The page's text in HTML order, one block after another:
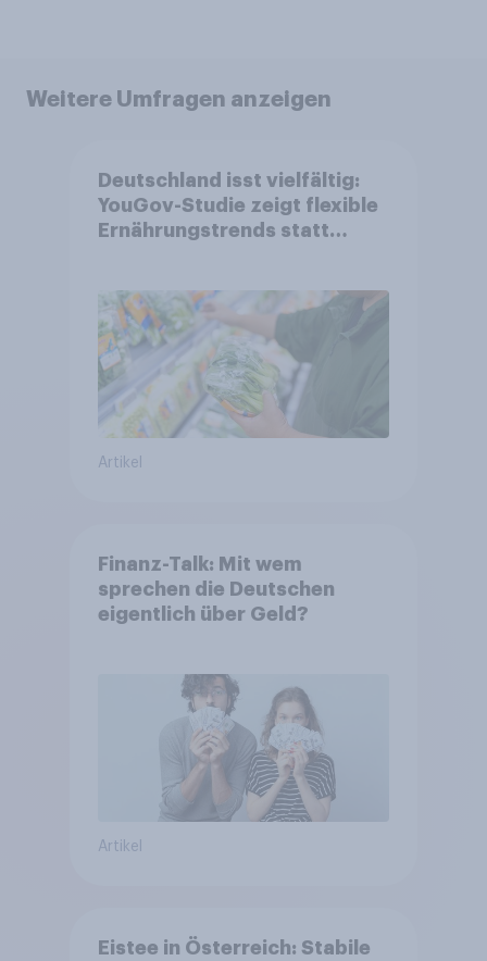
Weitere Umfragen anzeigen
Deutschland isst vielfältig:
YouGov-Studie zeigt flexible
Ernährungstrends statt
Artikel
Finanz-Talk: Mit wem
sprechen die Deutschen
eigentlich über Geld?
Artikel
Eistee in Österreich: Stabile